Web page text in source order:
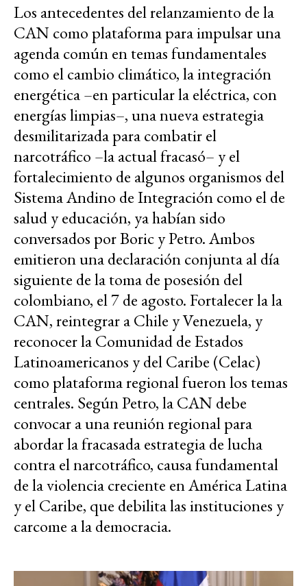
Los antecedentes del relanzamiento de la
CAN como plataforma para impulsar una
agenda común en temas fundamentales
como el cambio climático, la integración
energética –en particular la eléctrica, con
energías limpias–, una nueva estrategia
desmilitarizada para combatir el
narcotráfico –la actual fracasó– y el
fortalecimiento de algunos organismos del
Sistema Andino de Integración como el de
salud y educación, ya habían sido
conversados por Boric y Petro. Ambos
emitieron una declaración conjunta al día
siguiente de la toma de posesión del
colombiano, el 7 de agosto. Fortalecer la la
CAN, reintegrar a Chile y Venezuela, y
reconocer la Comunidad de Estados
Latinoamericanos y del Caribe (Celac)
como plataforma regional fueron los temas
centrales. Según Petro, la CAN debe
convocar a una reunión regional para
abordar la fracasada estrategia de lucha
contra el narcotráfico, causa fundamental
de la violencia creciente en América Latina
y el Caribe, que debilita las instituciones y
carcome a la democracia.